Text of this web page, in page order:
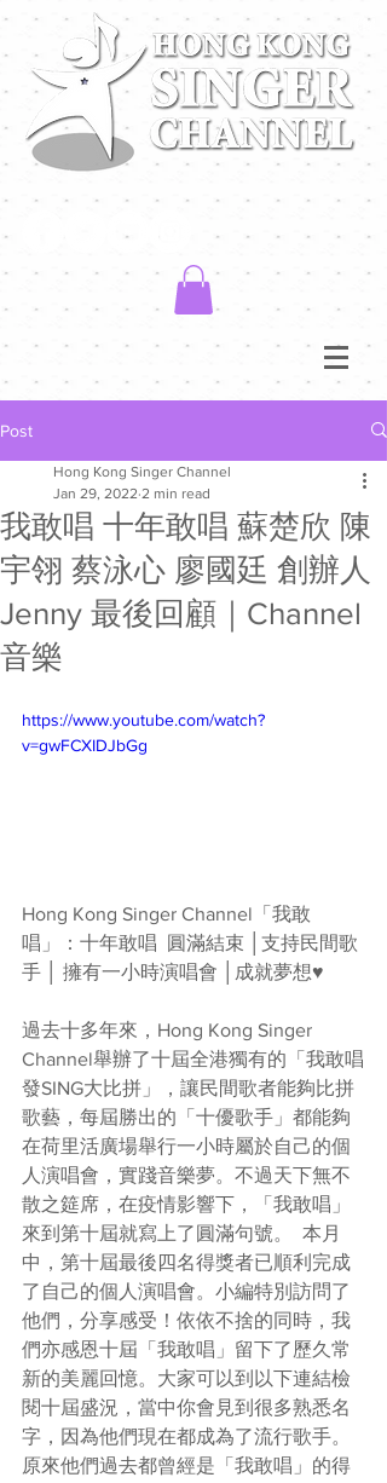
Post
我敢唱 十年敢唱 蘇楚欣 陳
宇翎 蔡泳心 廖國廷 創辦人
Jenny 最後回顧｜Channel
音樂
Hong Kong Singer Channel
Jan 29, 2022 2 min read
https://www.youtube.com/watch?
v=gwFCXIDJbGg
Hong Kong Singer Channel「我敢
唱」：十年敢唱  圓滿結束 │支持民間歌
手 │ 擁有一小時演唱會 │成就夢想♥
過去十多年來，Hong Kong Singer
Channel舉辦了十屆全港獨有的「我敢唱
發SING大比拼」，讓民間歌者能夠比拼
歌藝，每屆勝出的「十優歌手」都能夠
在荷里活廣場舉行一小時屬於自己的個
人演唱會，實踐音樂夢。不過天下無不
散之筵席，在疫情影響下，「我敢唱」
來到第十屆就寫上了圓滿句號。  本月
中，第十屆最後四名得獎者已順利完成
了自己的個人演唱會。小編特別訪問了
他們，分享感受！依依不捨的同時，我
們亦感恩十屆「我敢唱」留下了歷久常
新的美麗回憶。大家可以到以下連結檢
閱十屆盛況，當中你會見到很多熟悉名
字，因為他們現在都成為了流行歌手。
原來他們過去都曾經是「我敢唱」的得